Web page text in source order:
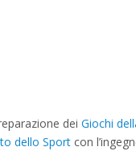
dei Giochi
dello Sport con